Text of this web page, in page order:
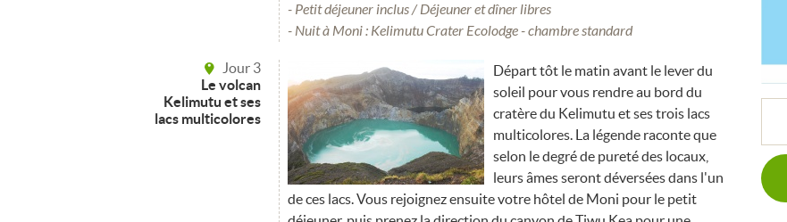
- Petit déjeuner inclus / Déjeuner et dîner libres
- Nuit à Moni : Kelimutu Crater Ecolodge - chambre standard
Jour 3
Le volcan
Kelimutu et ses
lacs multicolores
Départ tôt le matin avant le lever du
soleil pour vous rendre au bord du
cratère du Kelimutu et ses trois lacs
multicolores. La légende raconte que
selon le degré de pureté des locaux,
leurs âmes seront déversées dans l'un
de ces lacs. Vous rejoignez ensuite votre hôtel de Moni pour le petit